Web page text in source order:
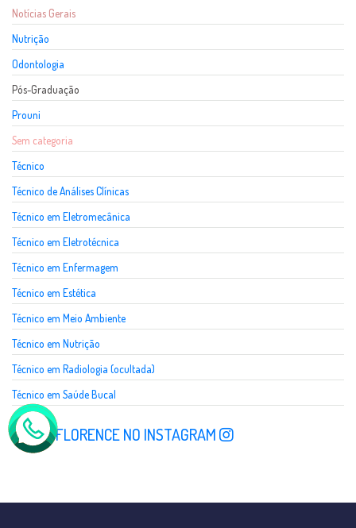
Notícias Gerais
Nutrição
Odontologia
Pós-Graduação
Prouni
Sem categoria
Técnico
Técnico de Análises Clínicas
Técnico em Eletromecânica
Técnico em Eletrotécnica
Técnico em Enfermagem
Técnico em Estética
Técnico em Meio Ambiente
Técnico em Nutrição
Técnico em Radiologia (ocultada)
Técnico em Saúde Bucal
SIGA A FLORENCE NO INSTAGRAM